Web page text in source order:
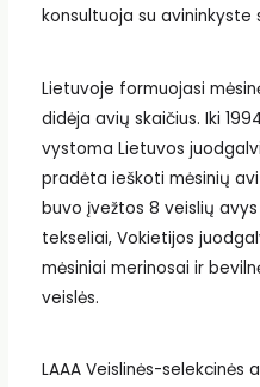
konsultuoja su avininkyste
Lietuvoje formuojasi
didėja avių skaičius. Iki
vystoma Lietuvos
pradėta ieškoti mėsinių
buvo įvežtos 8 veislių
tekseliai, Vokietijos
mėsiniai merinosai ir
veislės.
LAAA Veislinės-selekcinės